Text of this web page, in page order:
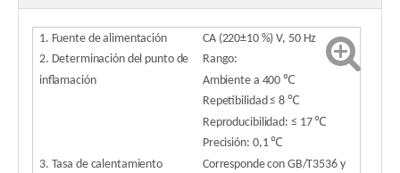
1. Fuente de alimentación CA (220±10 %) V, 50 Hz
2. Determinación del punto de
inflamación
Rango:
Ambiente a 400 ℃
Repetibilidad ≤ 8 ℃
Reproducibilidad: ≤ 17 ℃
Precisión: 0,1 ℃
3. Tasa de calentamiento
Corresponde con GB/T3536 y